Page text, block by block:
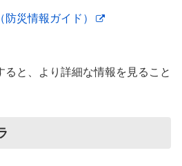
災情報ガイド）
と、より詳細な情報を見ること